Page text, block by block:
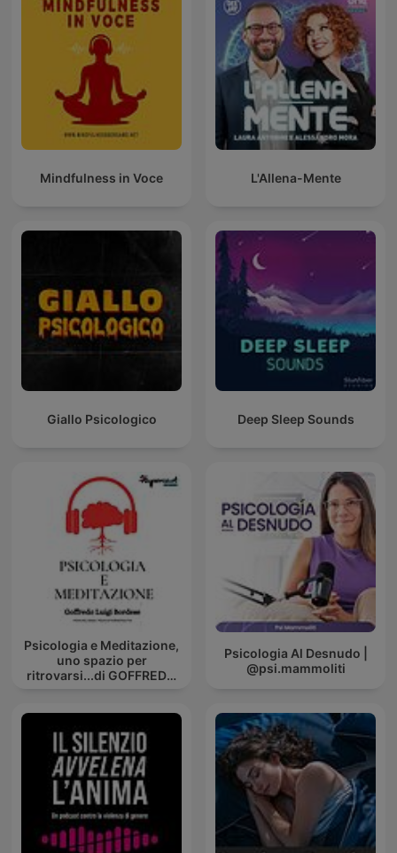
Mindfulness in Voce L'Allena-Mente
Giallo Psicologico Deep Sleep Sounds
Psicologia e Meditazione,
uno spazio per
ritrovarsi...di GOFFREDO
Psicologia Al Desnudo |
@psi.mammoliti